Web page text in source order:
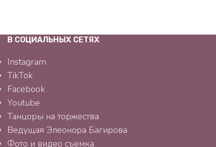
В СОЦИАЛЬНЫХ СЕТЯХ
Instagram
TikTok
Facebook
Youtube
Танцоры на торжества
Ведущая Элеонора Багирова
Фото и видео съемка